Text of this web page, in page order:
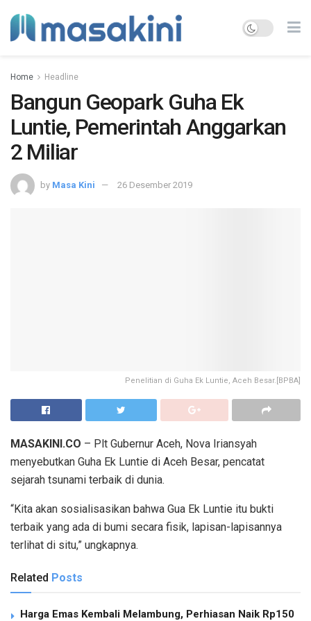
Home Headline
Bangun Geopark Guha Ek
Luntie, Pemerintah Anggarkan
2 Miliar
by Masa Kini 26 Desember 2019
Penelitian di Guha Ek Luntie, Aceh Besar.[BPBA]
MASAKINI.CO – Plt Gubernur Aceh, Nova Iriansyah
menyebutkan Guha Ek Luntie di Aceh Besar, pencatat
sejarah tsunami terbaik di dunia.
“Kita akan sosialisasikan bahwa Gua Ek Luntie itu bukti
terbaik yang ada di bumi secara fisik, lapisan-lapisannya
terlihat di situ,” ungkapnya.
Related Posts
Harga Emas Kembali Melambung, Perhiasan Naik Rp150